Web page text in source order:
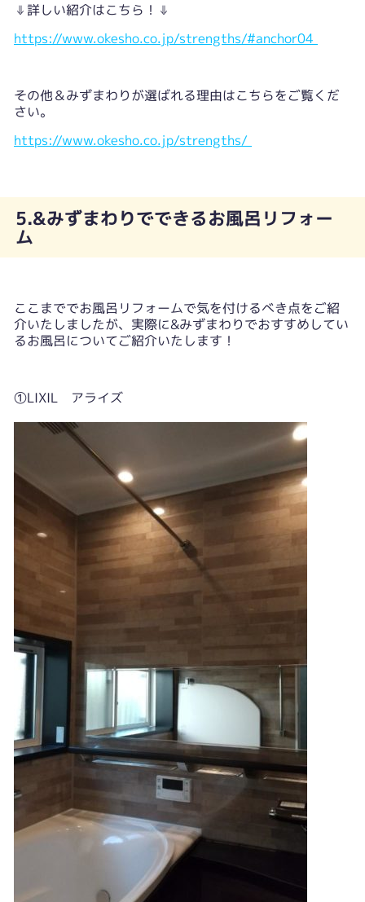
⇓詳しい紹介はこちら！⇓
https://www.okesho.co.jp/strengths/#anchor04
その他＆みずまわりが選ばれる理由はこちらをご覧くだ
さい。
https://www.okesho.co.jp/strengths/
5.&みずまわりでできるお風呂リフォー
ム
ここまででお風呂リフォームで気を付けるべき点をご紹
介いたしましたが、実際に&みずまわりでおすすめしてい
るお風呂についてご紹介いたします！
①LIXIL アライズ